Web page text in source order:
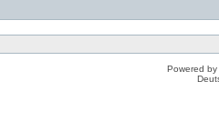
Powered by